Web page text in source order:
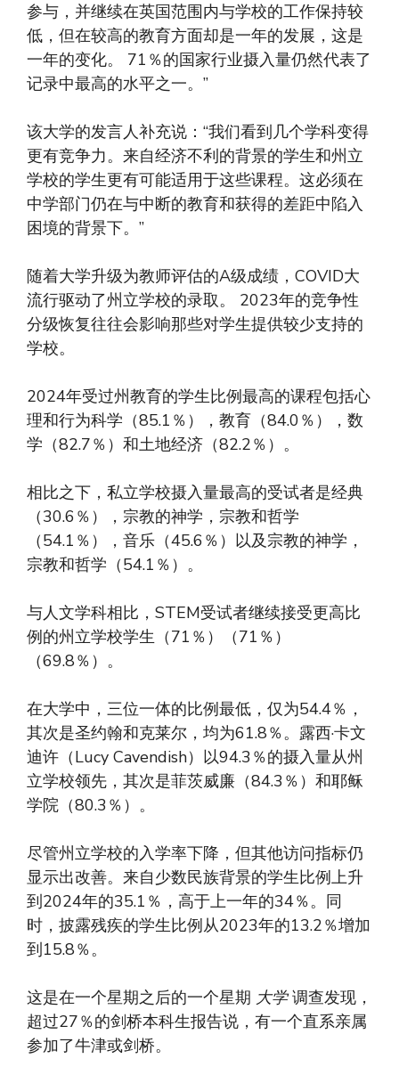
参与，并继续在英国范围内与学校的工作保持较
低，但在较高的教育方面却是一年的发展，这是
一年的变化。 71％的国家行业摄入量仍然代表了
记录中最高的水平之一。”
该大学的发言人补充说：“我们看到几个学科变得
更有竞争力。来自经济不利的背景的学生和州立
学校的学生更有可能适用于这些课程。这必须在
中学部门仍在与中断的教育和获得的差距中陷入
困境的背景下。”
随着大学升级为教师评估的A级成绩，COVID大
流行驱动了州立学校的录取。 2023年的竞争性
分级恢复往往会影响那些对学生提供较少支持的
学校。
2024年受过州教育的学生比例最高的课程包括心
理和行为科学（85.1％），教育（84.0％），数
学（82.7％）和土地经济（82.2％）。
相比之下，私立学校摄入量最高的受试者是经典
（30.6％），宗教的神学，宗教和哲学
（54.1％），音乐（45.6％）以及宗教的神学，
宗教和哲学（54.1％）。
与人文学科相比，STEM受试者继续接受更高比
例的州立学校学生（71％）（71％）
（69.8％）。
在大学中，三位一体的比例最低，仅为54.4％，
其次是圣约翰和克莱尔，均为61.8％。露西·卡文
迪许（Lucy Cavendish）以94.3％的摄入量从州
立学校领先，其次是菲茨威廉（84.3％）和耶稣
学院（80.3％）。
尽管州立学校的入学率下降，但其他访问指标仍
显示出改善。来自少数民族背景的学生比例上升
到2024年的35.1％，高于上一年的34％。同
时，披露残疾的学生比例从2023年的13.2％增加
到15.8％。
这是在一个星期之后的一个星期 大学调查发现，
超过27％的剑桥本科生报告说，有一个直系亲属
参加了牛津或剑桥。